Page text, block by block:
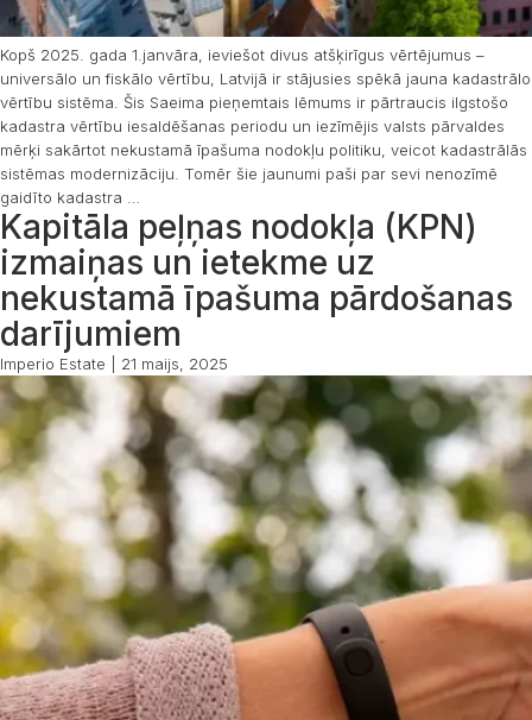
Kopš 2025. gada 1.janvāra, ieviešot divus atšķirīgus vērtējumus –
universālo un fiskālo vērtību, Latvijā ir stājusies spēkā jauna kadastrālo
vērtību sistēma. Šis Saeima pieņemtais lēmums ir pārtraucis ilgstošo
kadastra vērtību iesaldēšanas periodu un iezīmējis valsts pārvaldes
mērķi sakārtot nekustamā īpašuma nodokļu politiku, veicot kadastrālās
sistēmas modernizāciju. Tomēr šie jaunumi paši par sevi nenozīmē
gaidīto kadastra
Kapitāla peļņas nodokļa (KPN)
izmaiņas un ietekme uz
nekustamā īpašuma pārdošanas
darījumiem
Imperio Estate 21 maijs, 2025